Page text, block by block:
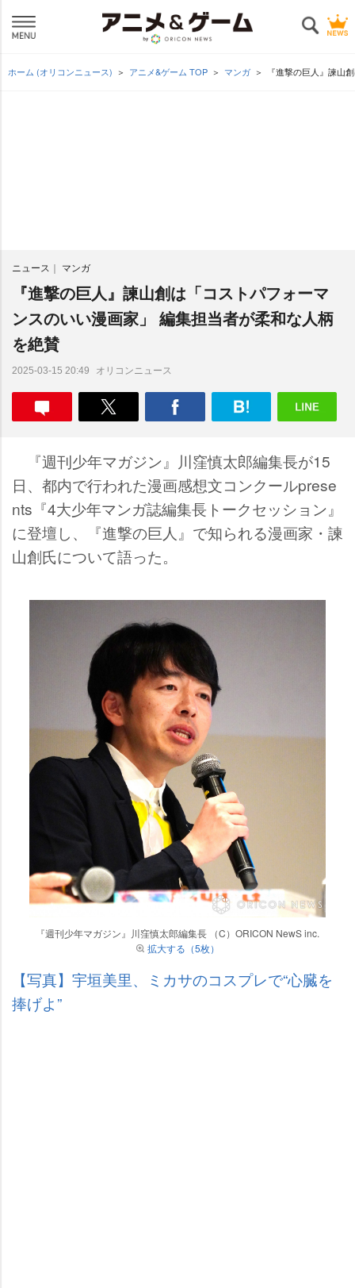
ホーム (オリコンニュース) アニメ&ゲーム TOP マンガ 『進撃の巨人』諫山
ニュース マンガ
『進撃の巨人』諫山創は「コストパフォーマ
ンスのいい漫画家」 編集担当者が柔和な人柄
を絶賛
2025-03-15 20:49 オリコンニュース
『週刊少年マガジン』川窪慎太郎編集長が15
日、都内で行われた漫画感想文コンクールprese
nts『4大少年マンガ誌編集長トークセッション』
に登壇し、『進撃の巨人』で知られる漫画家・諫
山創氏について語った。
『週刊少年マガジン』川窪慎太郎編集長 （C）ORICON NewS inc.
拡大する（5枚）
【写真】宇垣美里、ミカサのコスプレで“心臓を
捧げよ”